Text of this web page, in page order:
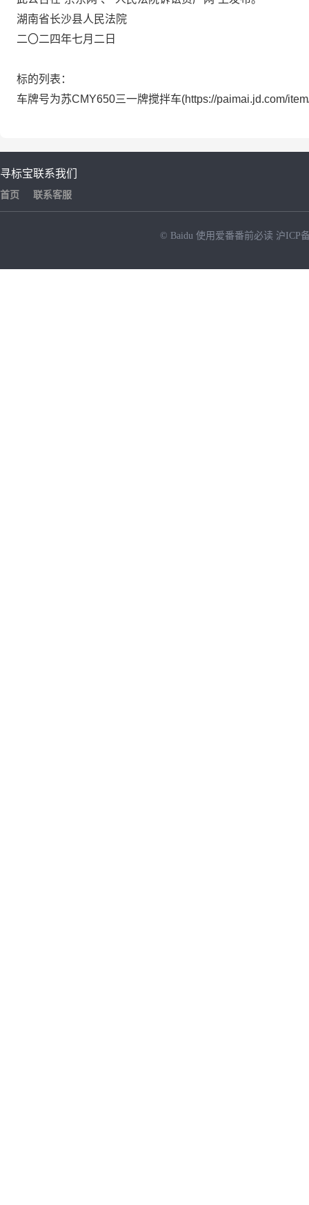
湖南省长沙县人民法院
二〇二四年七月二日
标的列表：
车牌号为苏CMY650三一牌搅拌车(https://paimai.jd.com/
寻标宝
首页
联系我们
联系客服
© Baidu 使用爱番番前必读 沪ICP